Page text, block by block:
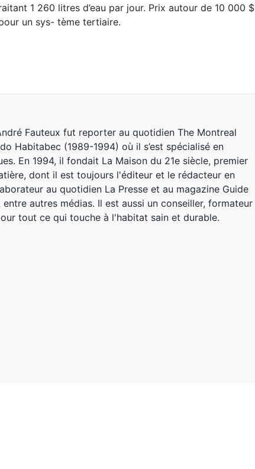
1 260 litres d’eau par jour. Prix autour de 10 000 $
un sys- tème tertiaire.
Fauteux fut reporter au quotidien The Montreal
Habitabec (1989-1994) où il s’est spécialisé en
En 1994, il fondait La Maison du 21e siècle, premier
dont il est toujours l'éditeur et le rédacteur en
au quotidien La Presse et au magazine Guide
entre autres médias. Il est aussi un conseiller, formateur
tout ce qui touche à l'habitat sain et durable.